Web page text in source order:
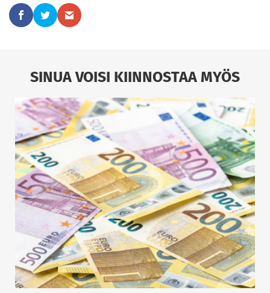
SINUA VOISI KIINNOSTAA MYÖS